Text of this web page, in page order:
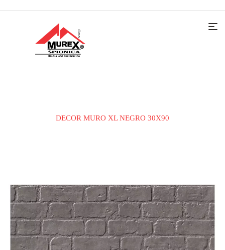
DECOR MURO XL NEGRO 30X90